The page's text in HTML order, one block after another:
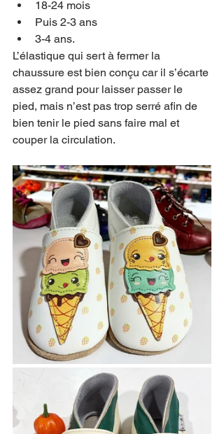
18-24 mois
Puis 2-3 ans
3-4 ans.
L’élastique qui sert à fermer la
chaussure est bien conçu car il s’écarte
assez grand pour laisser passer le
pied, mais n’est pas trop serré afin de
bien tenir le pied sans faire mal et
couper la circulation.